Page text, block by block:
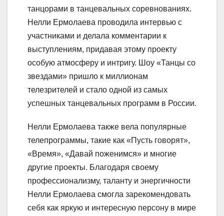
танцорами в танцевальных соревнованиях.
Нелли Ермолаева проводила интервью с
участниками и делала комментарии к
выступлениям, придавая этому проекту
особую атмосферу и интригу. Шоу «Танцы со
звездами» пришло к миллионам
телезрителей и стало одной из самых
успешных танцевальных программ в России.
Нелли Ермолаева также вела популярные
телепрограммы, такие как «Пусть говорят»,
«Время», «Давай поженимся» и многие
другие проекты. Благодаря своему
профессионализму, таланту и энергичности
Нелли Ермолаева смогла зарекомендовать
себя как яркую и интересную персону в мире